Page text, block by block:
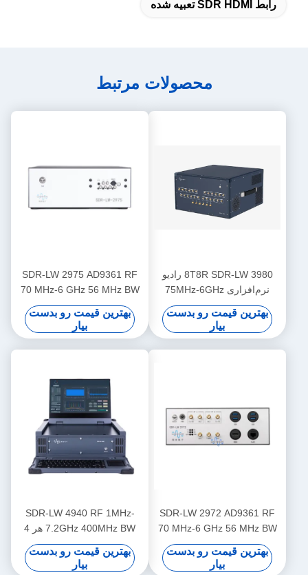
رابط SDR HDMI تعبیه شده
محصولات مرتبط
8T8R SDR-LW 3980 رادیو
نرم‌افزاری 75MHz-6GHz
450MHz TX BW
بهترین قیمت رو بدست
بیار
SDR-LW 2975 AD9361 RF
70 MHz-6 GHz 56 MHz BW
هر 2 کانال 4 × PCIE BUS 2 ×
USB 3.0 i7 پردازنده USRP
یکپارچه نرم افزار تعریف شده
دستگاه رادیویی
بهترین قیمت رو بدست
بیار
SDR-LW 2972 AD9361 RF
70 MHz-6 GHz 56 MHz BW
هر 2 کانال USB 3.0 USRP
یکپارچه نرم افزار تعریف شده
بهترین قیمت رو بدست
بیار
SDR-LW 4940 RF 1MHz-
7.2GHz 400MHz BW هر 4
کانال 1 × QSFP + USB 3.0
یکپارچه با صفحه نمایش i9 و
بهترین قیمت رو بدست
بیار